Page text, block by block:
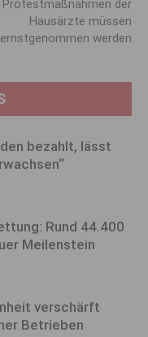
Protestmaßnahmen der
Hausärzte müssen
ernstgenommen werden
bezahlt, lässt
Rund 44.400
Meilenstein
verschärft
Betrieben